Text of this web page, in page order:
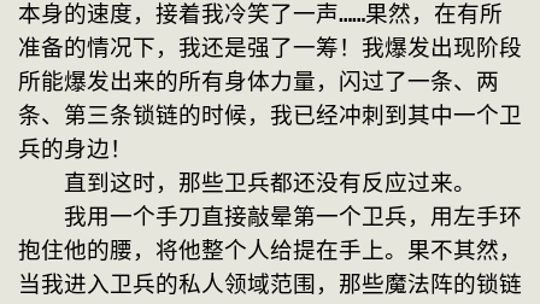
本身的速度，接着我冷笑了一声……果然，在有所
准备的情况下，我还是强了一筹！我爆发出现阶段
所能爆发出来的所有身体力量，闪过了一条、两
条、第三条锁链的时候，我已经冲刺到其中一个卫
兵的身边！
直到这时，那些卫兵都还没有反应过来。
我用一个手刀直接敲晕第一个卫兵，用左手环
抱住他的腰，将他整个人给提在手上。果不其然，
当我进入卫兵的私人领域范围，那些魔法阵的锁链